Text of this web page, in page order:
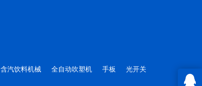
含汽饮料机械 全自动吹塑机 手板 光开关